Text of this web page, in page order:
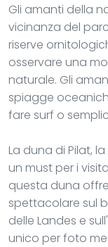
Gli amanti della
vicinanza del
riserve
osservare una
naturale. Gli
spiagge
fare surf o
La duna di Pilat,
un must per i
questa duna
spettacolare sul
delle Landes e
unico per foto